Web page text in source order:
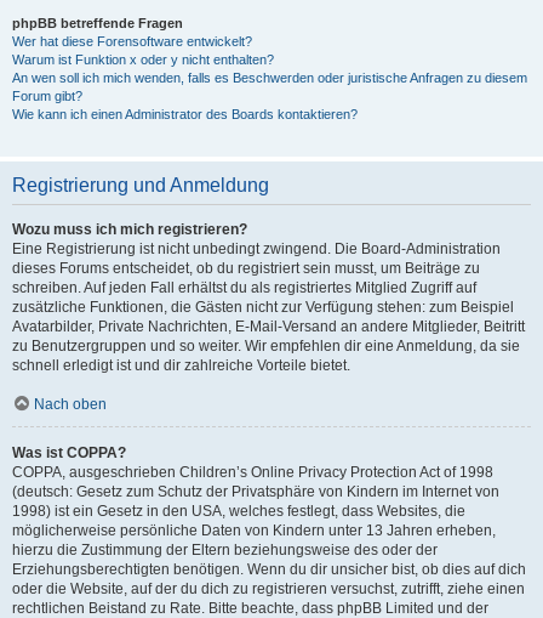
phpBB betreffende Fragen
Wer hat diese Forensoftware entwickelt?
Warum ist Funktion x oder y nicht enthalten?
An wen soll ich mich wenden, falls es Beschwerden oder juristische Anfragen zu diesem
Forum gibt?
Wie kann ich einen Administrator des Boards kontaktieren?
Registrierung und Anmeldung
Wozu muss ich mich registrieren?
Eine Registrierung ist nicht unbedingt zwingend. Die Board-Administration
dieses Forums entscheidet, ob du registriert sein musst, um Beiträge zu
schreiben. Auf jeden Fall erhältst du als registriertes Mitglied Zugriff auf
zusätzliche Funktionen, die Gästen nicht zur Verfügung stehen: zum Beispiel
Avatarbilder, Private Nachrichten, E-Mail-Versand an andere Mitglieder, Beitritt
zu Benutzergruppen und so weiter. Wir empfehlen dir eine Anmeldung, da sie
schnell erledigt ist und dir zahlreiche Vorteile bietet.
Nach oben
Was ist COPPA?
COPPA, ausgeschrieben Children’s Online Privacy Protection Act of 1998
(deutsch: Gesetz zum Schutz der Privatsphäre von Kindern im Internet von
1998) ist ein Gesetz in den USA, welches festlegt, dass Websites, die
möglicherweise persönliche Daten von Kindern unter 13 Jahren erheben,
hierzu die Zustimmung der Eltern beziehungsweise des oder der
Erziehungsberechtigten benötigen. Wenn du dir unsicher bist, ob dies auf dich
oder die Website, auf der du dich zu registrieren versuchst, zutrifft, ziehe einen
rechtlichen Beistand zu Rate. Bitte beachte, dass phpBB Limited und der